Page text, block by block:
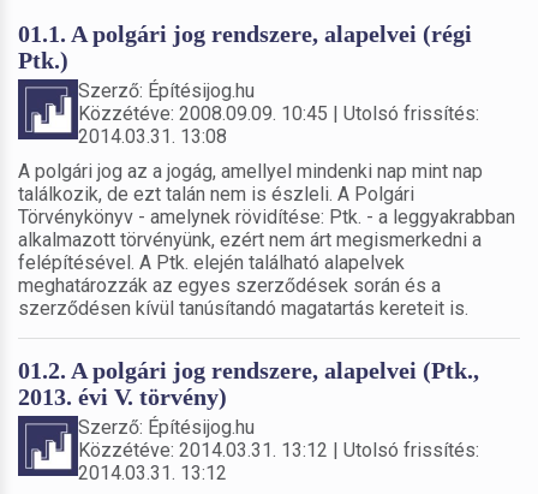
01.1. A polgári jog rendszere, alapelvei (régi
Ptk.)
Szerző: Építésijog.hu
Közzétéve: 2008.09.09. 10:45 | Utolsó frissítés:
2014.03.31. 13:08
A polgári jog az a jogág, amellyel mindenki nap mint nap
találkozik, de ezt talán nem is észleli. A Polgári
Törvénykönyv - amelynek rövidítése: Ptk. - a leggyakrabban
alkalmazott törvényünk, ezért nem árt megismerkedni a
felépítésével. A Ptk. elején található alapelvek
meghatározzák az egyes szerződések során és a
szerződésen kívül tanúsítandó magatartás kereteit is.
01.2. A polgári jog rendszere, alapelvei (Ptk.,
2013. évi V. törvény)
Szerző: Építésijog.hu
Közzétéve: 2014.03.31. 13:12 | Utolsó frissítés:
2014.03.31. 13:12